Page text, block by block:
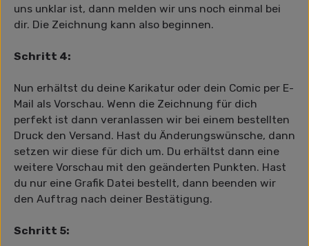
uns unklar ist, dann melden wir uns noch einmal bei
dir. Die Zeichnung kann also beginnen.
Schritt 4:
Nun erhältst du deine Karikatur oder dein Comic per E-
Mail als Vorschau. Wenn die Zeichnung für dich
perfekt ist dann veranlassen wir bei einem bestellten
Druck den Versand. Hast du Änderungswünsche, dann
setzen wir diese für dich um. Du erhältst dann eine
weitere Vorschau mit den geänderten Punkten. Hast
du nur eine Grafik Datei bestellt, dann beenden wir
den Auftrag nach deiner Bestätigung.
Schritt 5: